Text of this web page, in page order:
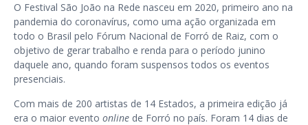
O Festival São João na Rede nasceu em 2020, primeiro ano na
pandemia do coronavírus, como uma ação organizada em
todo o Brasil pelo Fórum Nacional de Forró de Raiz, com o
objetivo de gerar trabalho e renda para o período junino
daquele ano, quando foram suspensos todos os eventos
presenciais.
Com mais de 200 artistas de 14 Estados, a primeira edição já
era o maior evento online de Forró no país. Foram 14 dias de